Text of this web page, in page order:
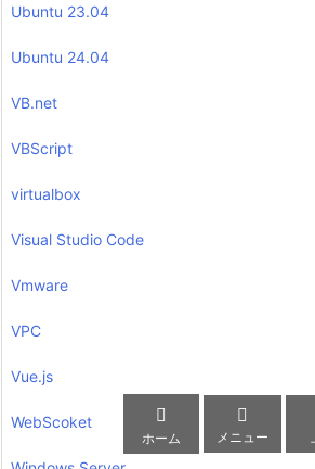
Ubuntu 23.04
Ubuntu 24.04
VB.net
VBScript
virtualbox
Visual Studio Code
Vmware
VPC
Vue.js
WebScoket 
ホーム

メニュー